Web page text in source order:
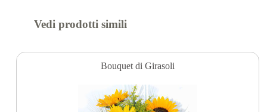
Vedi prodotti simili
Bouquet di Girasoli